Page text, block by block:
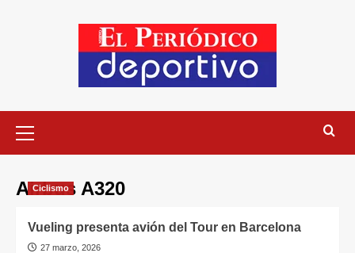
Airbus A320
Ciclismo
Vueling presenta avión del Tour en Barcelona
27 marzo, 2026